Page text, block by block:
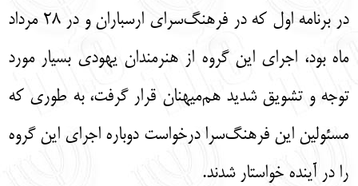
در برنامه اول که در فرهنگ‌سرای ارسباران و در 28 مرداد
ماه بود، اجرای این گروه از هنرمندان یهودی بسیار مورد
توجه و تشویق شدید هم‌میهنان قرار گرفت، به طوری که
مسئولین این فرهنگ‌سرا درخواست دوباره اجرای این گروه
را در آینده خواستار شدند.